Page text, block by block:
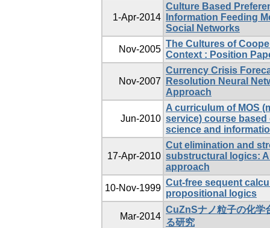
1-Apr-2014
Culture Based
Information Feeding
Social Networks
Nov-2005
The Cultures of
Context : Position
Nov-2007
Currency Crisis
Resolution Neural
Approach
Jun-2010
A curriculum of MOS
service) course
science and
17-Apr-2010
Cut elimination and
substructural logics:
approach
10-Nov-1999
Cut-free sequent
propositional logics
Mar-2014
CuZnSナノ粒子の化学
る研究